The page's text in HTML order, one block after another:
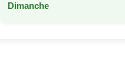
Dimanche